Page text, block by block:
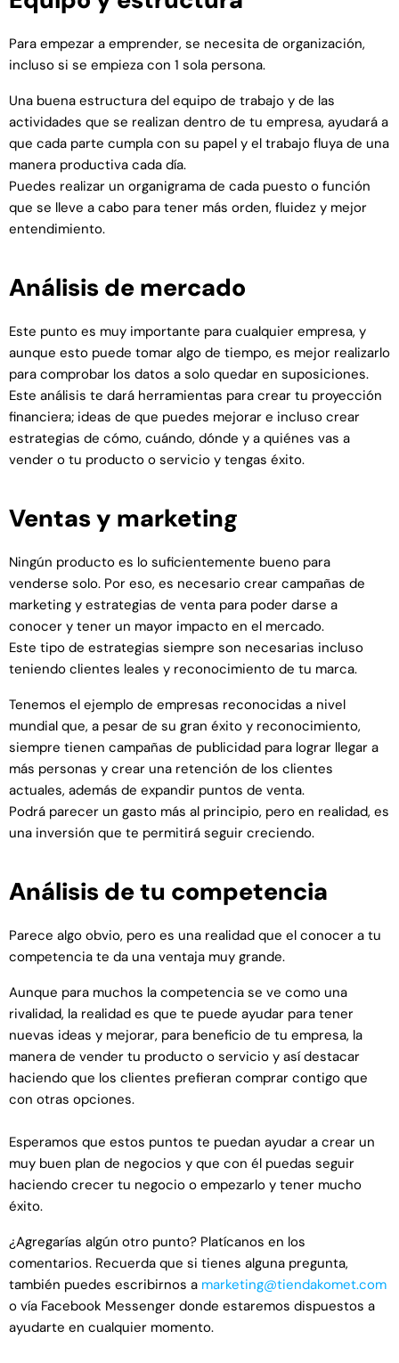
Para empezar a emprender, se necesita de organización,
incluso si se empieza con 1 sola persona.
Una buena estructura del equipo de trabajo y de las
actividades que se realizan dentro de tu empresa, ayudará a
que cada parte cumpla con su papel y el trabajo fluya de una
manera productiva cada día.
Puedes realizar un organigrama de cada puesto o función
que se lleve a cabo para tener más orden, fluidez y mejor
entendimiento.
Análisis de mercado
Este punto es muy importante para cualquier empresa, y
aunque esto puede tomar algo de tiempo, es mejor realizarlo
para comprobar los datos a solo quedar en suposiciones.
Este análisis te dará herramientas para crear tu proyección
financiera; ideas de que puedes mejorar e incluso crear
estrategias de cómo, cuándo, dónde y a quiénes vas a
vender o tu producto o servicio y tengas éxito.
Ventas y marketing
Ningún producto es lo suficientemente bueno para
venderse solo. Por eso, es necesario crear campañas de
marketing y estrategias de venta para poder darse a
conocer y tener un mayor impacto en el mercado.
Este tipo de estrategias siempre son necesarias incluso
teniendo clientes leales y reconocimiento de tu marca.
Tenemos el ejemplo de empresas reconocidas a nivel
mundial que, a pesar de su gran éxito y reconocimiento,
siempre tienen campañas de publicidad para lograr llegar a
más personas y crear una retención de los clientes
actuales, además de expandir puntos de venta.
Podrá parecer un gasto más al principio, pero en realidad, es
una inversión que te permitirá seguir creciendo.
Análisis de tu competencia
Parece algo obvio, pero es una realidad que el conocer a tu
competencia te da una ventaja muy grande.
Aunque para muchos la competencia se ve como una
rivalidad, la realidad es que te puede ayudar para tener
nuevas ideas y mejorar, para beneficio de tu empresa, la
manera de vender tu producto o servicio y así destacar
haciendo que los clientes prefieran comprar contigo que
con otras opciones.
Esperamos que estos puntos te puedan ayudar a crear un
muy buen plan de negocios y que con él puedas seguir
haciendo crecer tu negocio o empezarlo y tener mucho
éxito.
¿Agregarías algún otro punto? Platícanos en los
comentarios. Recuerda que si tienes alguna pregunta,
también puedes escribirnos a marketing@tiendakomet.com
o vía Facebook Messenger donde estaremos dispuestos a
ayudarte en cualquier momento.